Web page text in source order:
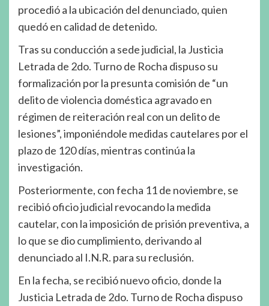
procedió a la ubicación del denunciado, quien
quedó en calidad de detenido.
Tras su conducción a sede judicial, la Justicia
Letrada de 2do. Turno de Rocha dispuso su
formalización por la presunta comisión de “un
delito de violencia doméstica agravado en
régimen de reiteración real con un delito de
lesiones”, imponiéndole medidas cautelares por el
plazo de 120 días, mientras continúa la
investigación.
Posteriormente, con fecha 11 de noviembre, se
recibió oficio judicial revocando la medida
cautelar, con la imposición de prisión preventiva, a
lo que se dio cumplimiento, derivando al
denunciado al I.N.R. para su reclusión.
En la fecha, se recibió nuevo oficio, donde la
Justicia Letrada de 2do. Turno de Rocha dispuso